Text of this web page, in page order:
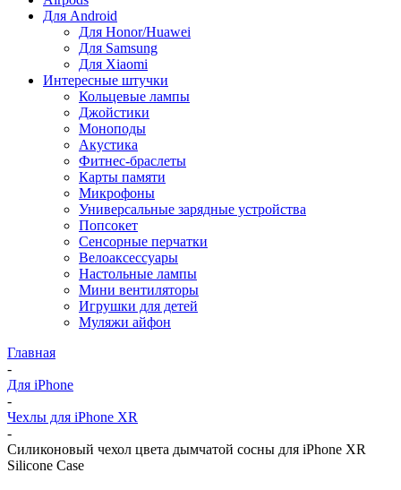
Для Android
Для Honor/Huawei
Для Samsung
Для Xiaomi
Интересные штучки
Кольцевые лампы
Джойстики
Моноподы
Акустика
Фитнес-браслеты
Карты памяти
Микрофоны
Универсальные зарядные устройства
Попсокет
Сенсорные перчатки
Велоаксессуары
Настольные лампы
Мини вентиляторы
Игрушки для детей
Муляжи айфон
Главная
-
Для iPhone
-
Чехлы для iPhone XR
-
Силиконовый чехол цвета дымчатой сосны для iPhone XR
Silicone Case